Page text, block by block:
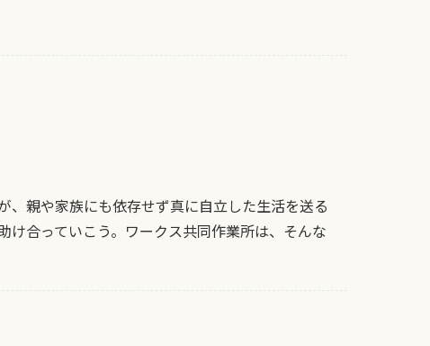
親や家族にも依存せず真に自立した生活を送る
合っていこう。ワークス共同作業所は、そんな